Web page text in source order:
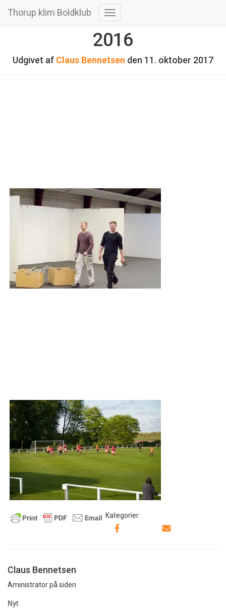
Thorup klim Boldklub
Skift
2016
Udgivet af Claus Bennetsen den 11. oktober 2017
Kategorier:
Claus Bennetsen
Aministrator på siden
Nyt